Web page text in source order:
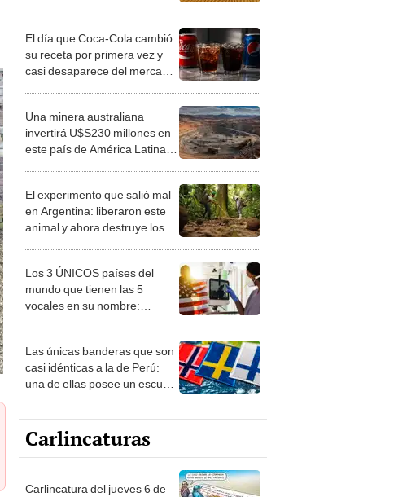
El día que Coca-Cola cambió
su receta por primera vez y
casi desaparece del mercado
Una minera australiana
invertirá U$S230 millones en
este país de América Latina:
El experimento que salió mal
en Argentina: liberaron este
animal y ahora destruye los
Los 3 ÚNICOS países del
mundo que tienen las 5
vocales en su nombre:
Las únicas banderas que son
casi idénticas a la de Perú:
una de ellas posee un escudo
Carlincaturas
Carlincatura del jueves 6 de